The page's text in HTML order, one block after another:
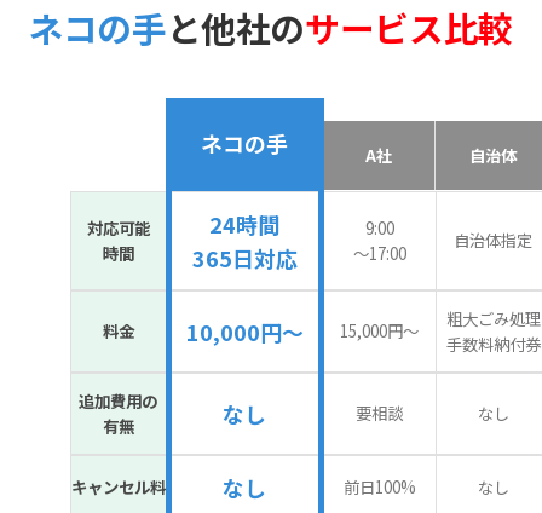
ネコの手と他社のサービス比較
ネコの手 A社 自治体
対応可能
時間
24時間
365日対応
9:00
〜17:00
自治体指定
料金 10,000円～ 15,000円〜
粗大ごみ処理
手数料納付券
追加費用の
有無
なし 要相談 なし
キャンセル料 なし 前日100% なし